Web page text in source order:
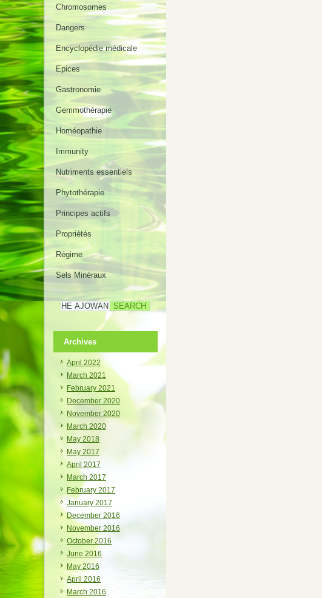
Chromosomes
Dangers
Encyclopédie médicale
Epices
Gastronomie
Gemmothérapie
Homéopathie
Immunity
Nutriments essentiels
Phytothérapie
Principes actifs
Propriétés
Régime
Sels Minéraux
Archives
April 2022
March 2021
February 2021
December 2020
November 2020
March 2020
May 2018
May 2017
April 2017
March 2017
February 2017
January 2017
December 2016
November 2016
October 2016
June 2016
May 2016
April 2016
March 2016